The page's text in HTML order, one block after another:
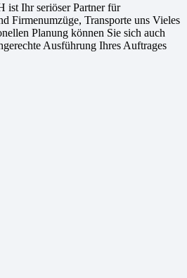
ist Ihr seriöser Partner für
Firmenumzüge, Transporte uns Vieles
Planung können Sie sich auch
Ausführung Ihres Auftrages